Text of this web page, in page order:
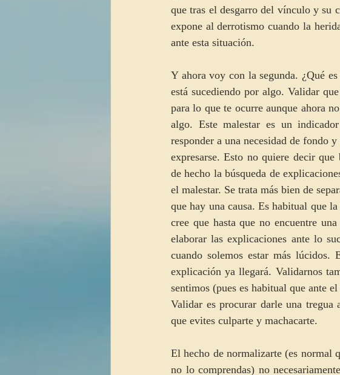
que tras el desgarro del vínculo y su
expone al derrotismo cuando la
ante esta situación.
Y ahora voy con la segunda. ¿Qué
está sucediendo por algo. Validar
para lo que te ocurre aunque ahora
algo. Este malestar es un
responder a una necesidad de fondo
expresarse. Esto no quiere decir
de hecho la búsqueda de
el malestar. Se trata más bien de
que hay una causa. Es habitual que
cree que hasta que no encuentre
elaborar las explicaciones ante lo
cuando solemos estar más lúcidos.
explicación ya llegará. Validarnos
sentimos (pues es habitual que ante
Validar es procurar darle una tregua
que evites culparte y machacarte.
El hecho de normalizarte (es normal
no lo comprendas) no